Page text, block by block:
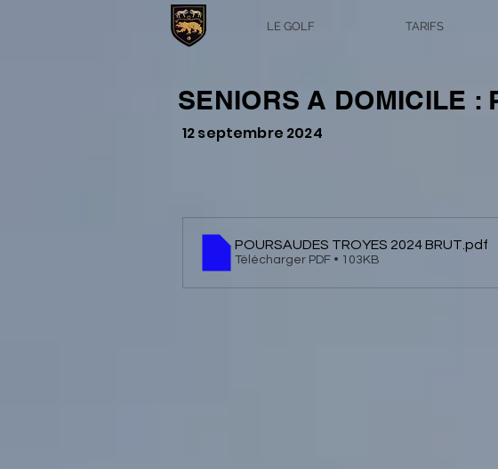
LE GOLF TARIFS
POURSAUDES TROYES 2024 BRUT .pdf
Télécharger PDF • 103KB
SENIORS A DOMICILE :
12 septembre 2024